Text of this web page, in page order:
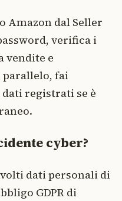
Amazon dal Seller
verifica i
vendite e
fai
registrati se è
cyber?
dati personali di
GDPR di